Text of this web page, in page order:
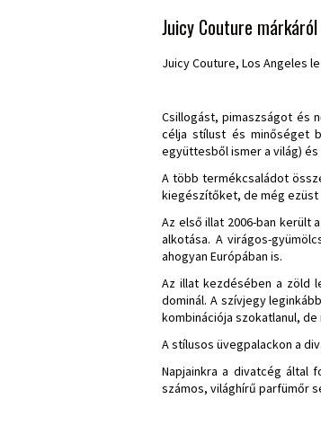
Juicy Couture márkáról
Juicy Couture, Los Angeles
Csillogást, pimaszságot és
célja stílust és minőséget
együttesből ismer a világ)
A több termékcsaládot
kiegészítőket, de még
Az első illat 2006-ban került
alkotása. A virágos-
ahogyan Európában is.
Az illat kezdésében a zöld
dominál. A szívjegy
kombinációja szokatlanul,
A stílusos üvegpalackon a
Napjainkra a divatcég által
számos, világhírű parfümőr